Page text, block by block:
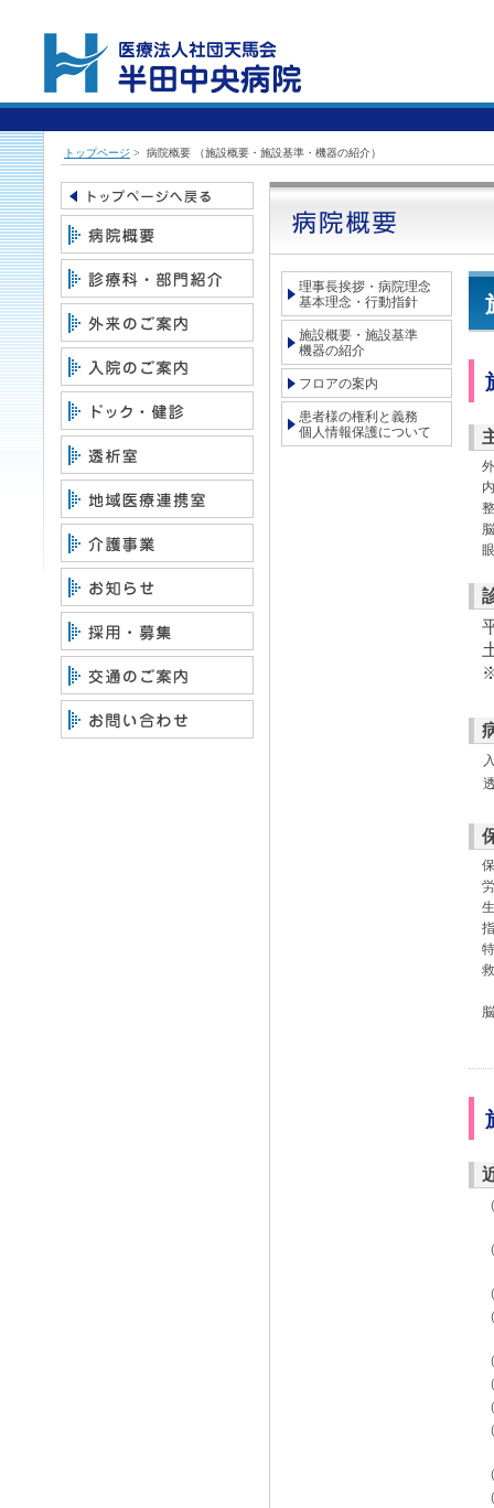
トップページ > 病院概要 （施設概要・施設基準・機器の紹介）
理事長挨拶・病院理念
基本理念・行動指針
施設概要・施設基準
機器の紹介
フロアの案内
患者様の権利と義務
個人情報保護について